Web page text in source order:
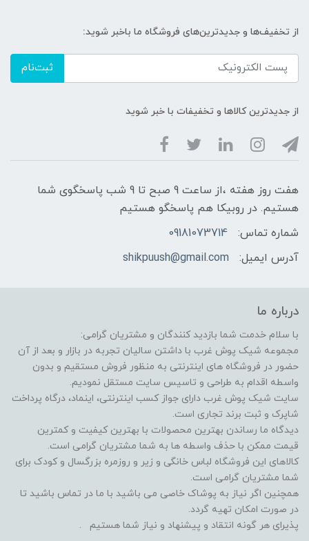
از تخفیف‌ها و جدیدترین‌های فروشگاه ما باخبر شوید:
ثبت‌نام
از جدیدترین کالاها و تخفیفات با خبر شوید
هفت روز هفته ،از ساعت 9 صبح تا 9 شب پاسخگوی شما
هستیم. در روبیکا هم پاسخگو هستیم
شماره تماس:
09181073714
آدرس ایمیل:
shikpuush@gmail.com
درباره ما
با سلام خدمت شما بازدید کنندگان و مشتریان گرامی:
مجموعه شیک پوش غرب با داشتن سالیان تجربه در بازار و بعد از آن
حضور در فروشگاه های اینترنتی به منظور فروش مستقیم و بدون
واسطه اقدام به طراحی و تاسیس سایت مستقل نمودیم.
سایت شیک پوش غرب دارای جواز کسب اینترنتی، اینماد، درگاه پرداخت
شاپرک و ثبت برند تجاری است.
دیدگاه ما رساندن بهترین محصولات با بهترین کیفیت و کمترین
قیمت ممکن با حذف واسطه ها به شما مشتریان گرامی است.
کالاهای این فروشگاه لباس خانگی و زیر و روزمره بزرگسال و کودک برای
شما مشتریان گرامی است.
همچنین اگر نیاز به پوشاک خاصی می باشید با ما در تماس باشید تا
در صورت امکان تهیه گردد.
پذیرای هر گونه انتقاد و پیشنهاد و نیاز شما هستیم .